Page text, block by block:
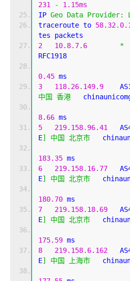
231
-
1.15ms
IP Geo Data Provider:
traceroute to 58.32.
tes packets
2
10.8. 7.6
*
RFC1918
0.45 ms
3
118.26. 149.9
中国
香港
8.66 ms
5
219.158. 96.41
E] 中国 北京市
183.35 ms
6
219.158. 16.77
E] 中国 北京市
180.70 ms
7
219.158. 18.69
E] 中国 北京市
175.59 ms
8
219.158. 6.162
E] 中国 上海市